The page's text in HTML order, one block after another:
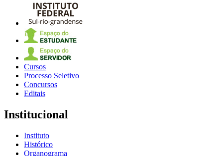
Cursos
Processo Seletivo
Concursos
Editais
Institucional
Instituto
Histórico
Organograma